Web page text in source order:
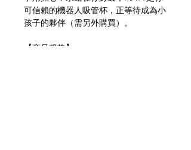
可信賴的機器人吸管杯，正等待成為小
孩子的夥伴（需另外購買）。
【商品規格】